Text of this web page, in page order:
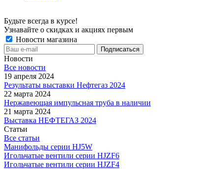
Будьте всегда в курсе!
Узнавайте о скидках и акциях первым
Новости магазина
Новости
Все новости
19 апреля 2024
Результаты выставки Нефтегаз 2024
22 марта 2024
Нержавеющая импульсная труба в наличии
21 марта 2024
Выставка НЕФТЕГАЗ 2024
Статьи
Все статьи
Манифольды серии HJ5W
Игольчатые вентили серии HJZF6
Игольчатые вентили серии HJZF4